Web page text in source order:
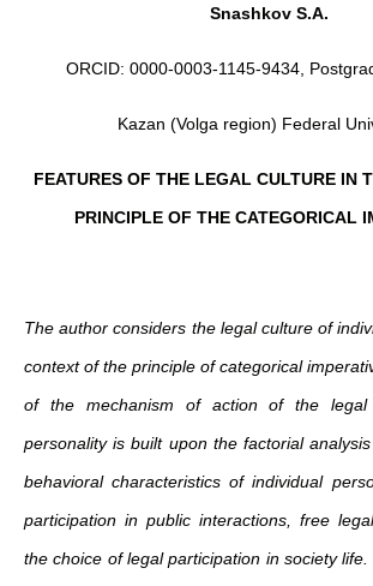
Snashkov S.A.
ORCID: 0000-0003-1145-9434,
Kazan (Volga region) Federal
FEATURES OF THE LEGAL CULTURE IN
PRINCIPLE OF THE CATEGORICAL
The author considers the legal culture of
context of the principle of categorical
of the mechanism of action of the
personality is built upon the factorial
behavioral characteristics of individual
participation in public interactions, free
the choice of legal participation in society